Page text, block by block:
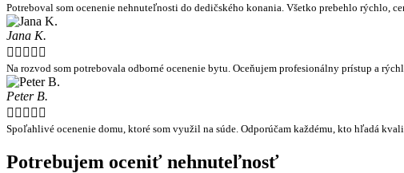
Potreboval som ocenenie nehnuteľnosti do dedičského konania. Všetko prebehlo rýchlo,
Jana K.
    
Na rozvod som potrebovala odborné ocenenie bytu. Oceňujem profesionálny prístup a
Peter B.
    
Spoľahlivé ocenenie domu, ktoré som využil na súde. Odporúčam každému, kto hľadá
Potrebujem oceniť nehnuteľnosť